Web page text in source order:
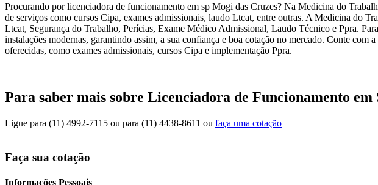
Procurando por licenciadora de funcionamento em sp Mogi das Cruzes? Na Medicina do
de serviços como cursos Cipa, exames admissionais, laudo Ltcat, entre outras. A Medicina do
Ltcat, Segurança do Trabalho, Perícias, Exame Médico Admissional, Laudo Técnico e Ppra.
instalações modernas, garantindo assim, a sua confiança e boa cotação no mercado. Conte
oferecidas, como exames admissionais, cursos Cipa e implementação Ppra.
Para saber mais sobre Licenciadora de Funcionamento em
Ligue para (11) 4992-7115 ou para (11) 4438-8611 ou faça uma cotação
Faça sua cotação
Informações Pessoais